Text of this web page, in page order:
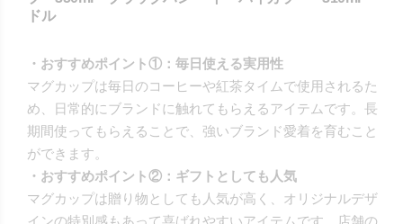
ドル
・おすすめポイント①：毎日使える実用性
マグカップは毎日のコーヒーや紅茶タイムで使用されるた
め、日常的にブランドに触れてもらえるアイテムです。長
期間使ってもらえることで、強いブランド愛着を育むこと
ができます。
・おすすめポイント②：ギフトとしても人気
マグカップは贈り物としても人気が高く、オリジナルデザ
インの特別感もあって喜ばれやすいアイテムです。店舗の